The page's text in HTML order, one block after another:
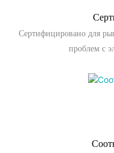
Сертифицировано для
проблем с